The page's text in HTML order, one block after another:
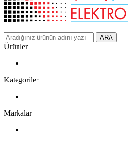
ARA
Ürünler
Kategoriler
Markalar